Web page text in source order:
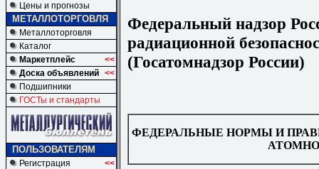
Цены и прогнозы
МЕТАЛЛОТОРГОВЛЯ
Металлоторговля
Каталог
Маркетплейс
<<
Доска объявлений <<
Подшипники
ГОСТы и стандарты
ПОЛЬЗОВАТЕЛЯМ
Регистрация
<<
Федеральный надзор
радиационной
(Госатомнадзор России)
ФЕДЕРАЛЬНЫЕ НОРМЫ И